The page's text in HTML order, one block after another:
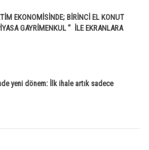
EKONOMİSİNDE; BİRİNCİ EL KONUT
GAYRİMENKUL ” İLE EKRANLARA
yeni dönem: İlk ihale artık sadece